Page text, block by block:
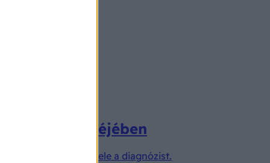
nőtt a veséjében
orvosa közölte vele a diagnózist.